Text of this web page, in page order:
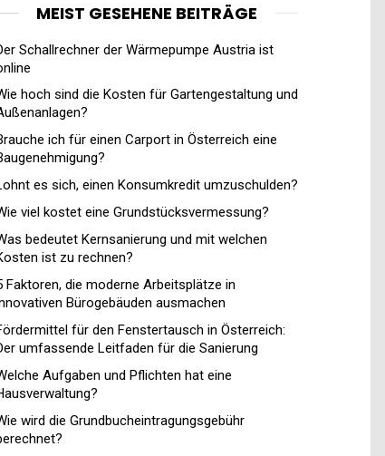
MEIST GESEHENE BEITRÄGE
Schallrechner der Wärmepumpe Austria ist
hoch sind die Kosten für Gartengestaltung und
ich für einen Carport in Österreich eine
es sich, einen Konsumkredit umzuschulden?
viel kostet eine Grundstücksvermessung?
bedeutet Kernsanierung und mit welchen
ist zu rechnen?
Faktoren, die moderne Arbeitsplätze in
Bürogebäuden ausmachen
für den Fenstertausch in Österreich:
umfassende Leitfaden für die Sanierung
Aufgaben und Pflichten hat eine
wird die Grundbucheintragungsgebühr